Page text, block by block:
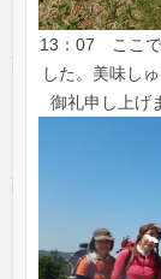
13：07 ここで
した。美味し
御礼申し上げ